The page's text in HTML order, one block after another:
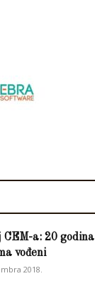
CEM-a: 20 godina
vođeni
2018.